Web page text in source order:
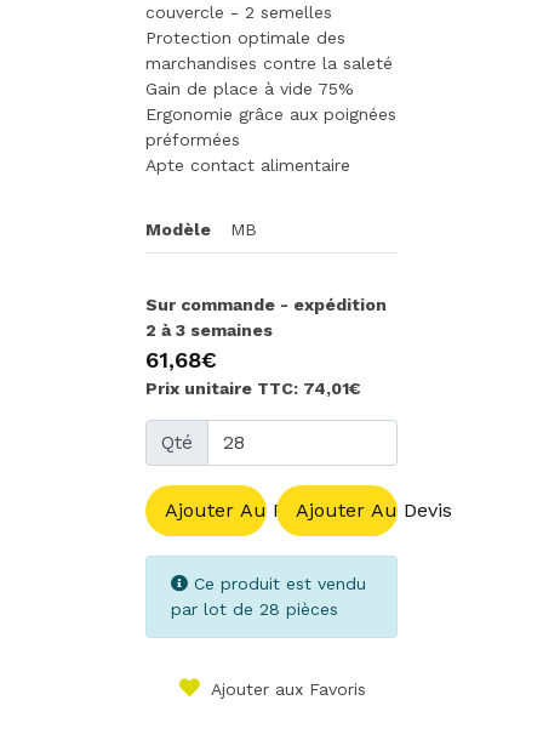
couvercle - 2 semelles
Protection optimale des
marchandises contre la saleté
Gain de place à vide 75%
Ergonomie grâce aux poignées
préformées
Apte contact alimentaire
Modèle MB
Sur commande - expédition
2 à 3 semaines
61,68€
Prix unitaire TTC: 74,01€
Qté
Ajouter Au PanierAjouter Au Devis
Ce produit est vendu
par lot de 28 pièces
Ajouter aux Favoris